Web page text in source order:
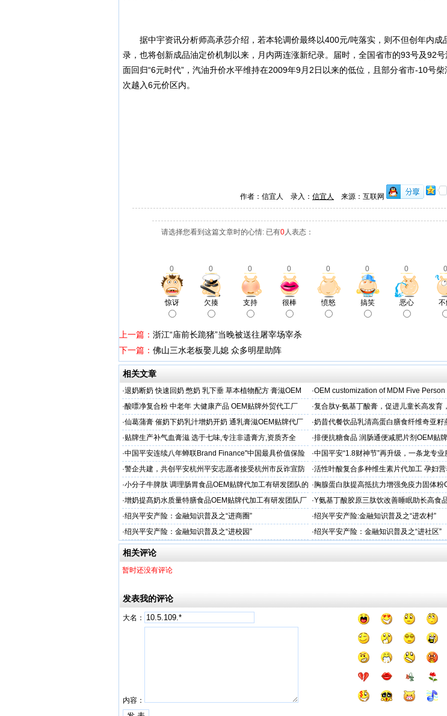
据中宇资讯分析师高承莎介绍，若本轮调价最终以400元/吨落实，则不但创年内成
录，也将创新成品油定价机制以来，月内两连涨新纪录。届时，全国省市的93号及92
面回归“6元时代”，汽油升价水平维持在2009年9月2日以来的低位，且部分省市-10号
次越入6元价区内。
作者：信宜人 录入： 信宜人 来源：互联网
请选择您看到这篇文章时的心情: 已有0人表态：
0 0 0 0 0 0 0 0
惊讶 欠揍 支持 很棒 愤怒 搞笑 恶心 不
上一篇： 浙江“庙前长跪猪”当晚被送往屠宰场宰杀
下一篇： 佛山三水老板娶儿媳 众多明星助阵
相关文章
·退奶断奶 快速回奶 憋奶 乳下垂 草本植物配方 膏滋OEM ·OEM customization of MDM Five
·酸嘌净复合粉 中老年 大健康产品 OEM贴牌外贸代工厂 ·复合肽γ-氨基丁酸膏，促进儿童长高发育
工厂家
·仙葛蒲膏 催奶下奶乳汁增奶开奶 通乳膏滋OEM贴牌代厂
家
·奶昔代餐饮品乳清高蛋白膳食纤维奇亚籽
厂家
·贴牌生产补气血膏滋 选于七味,专注非遗膏方,资质齐全 ·排便抗糖食品 润肠通便减肥片剂OEM贴
业
·中国平安连续八年蝉联Brand Finance"中国最具价值保险
品牌"
·中国平安“1.8财神节”再升级，一条龙专
户体验
·警企共建，共创平安杭州平安志愿者接受杭州市反诈宣防
人才专项培训
·活性叶酸复合多种维生素片代加工 孕妇
厂家
·小分子牛脾肽 调理肠胃食品OEM贴牌代加工有研发团队的
厂家
· 胸腺蛋白肽提高抵抗力增强免疫力固体粉
生产厂
·增奶提髙奶水质量特膳食品OEM贴牌代加工有研发团队厂
家
·Y氨基丁酸胶原三肽饮改善睡眠助长高食
哪家专业
·绍兴平安产险：金融知识普及之“进商圈” ·绍兴平安产险:金融知识普及之“进农村”
·绍兴平安产险：金融知识普及之“进校园” ·绍兴平安产险：金融知识普及之“进社区”
相关评论
暂时还没有评论
发表我的评论
大名：
内容：